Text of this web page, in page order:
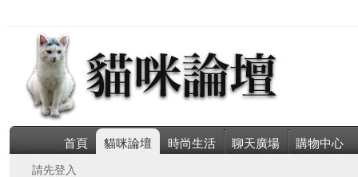
首頁 貓咪論壇 時尚生活 聊天廣場 購物中心
請先登入